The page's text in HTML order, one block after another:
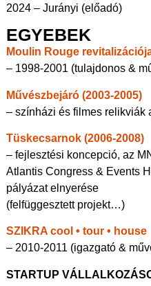
2024 – Jurányi (előadó)
EGYEBEK
Moulin Rouge
– 1998-2001 (tulajdonos &
Művészbejáró (2003-2005)
– színházi és filmes relikviák
Tüskecsarnok (2006-2008)
– fejlesztési koncepció, az
Atlantis Congress & Events
pályázat elnyerése
(felfüggesztett projekt…)
SZIKRA cool • tour • house
– 2010-2011 (igazgató &
STARTUP